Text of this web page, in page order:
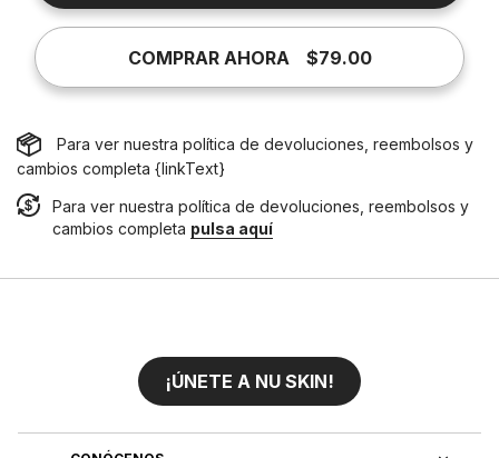
COMPRAR AHORA $79.00
Para ver nuestra política de devoluciones, reembolsos y
cambios completa {linkText}
Para ver nuestra política de devoluciones, reembolsos y
cambios completa pulsa aquí
¡ÚNETE A NU SKIN!